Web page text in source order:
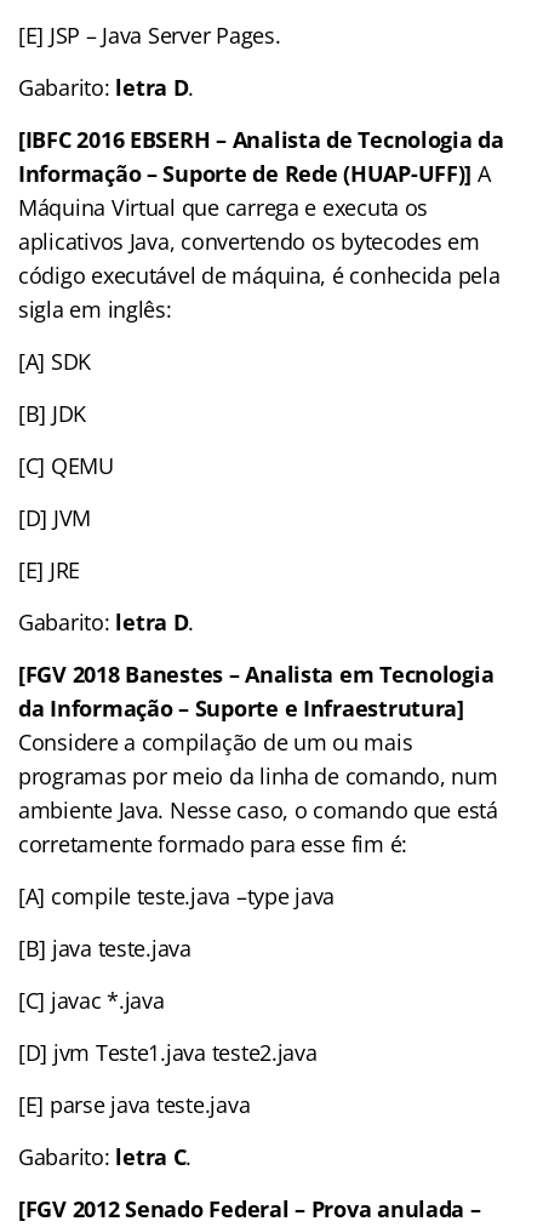
[E] JSP – Java Server Pages.
Gabarito: letra D.
[IBFC 2016 EBSERH – Analista de Tecnologia da
Informação – Suporte de Rede (HUAP-UFF)] A
Máquina Virtual que carrega e executa os
aplicativos Java, convertendo os bytecodes em
código executável de máquina, é conhecida pela
sigla em inglês:
[A] SDK
[B] JDK
[C] QEMU
[D] JVM
[E] JRE
Gabarito: letra D.
[FGV 2018 Banestes – Analista em Tecnologia
da Informação – Suporte e Infraestrutura]
Considere a compilação de um ou mais
programas por meio da linha de comando, num
ambiente Java. Nesse caso, o comando que está
corretamente formado para esse fim é:
[A] compile teste.java –type java
[B] java teste.java
[C] javac *.java
[D] jvm Teste1.java teste2.java
[E] parse java teste.java
Gabarito: letra C.
[FGV 2012 Senado Federal – Prova anulada –